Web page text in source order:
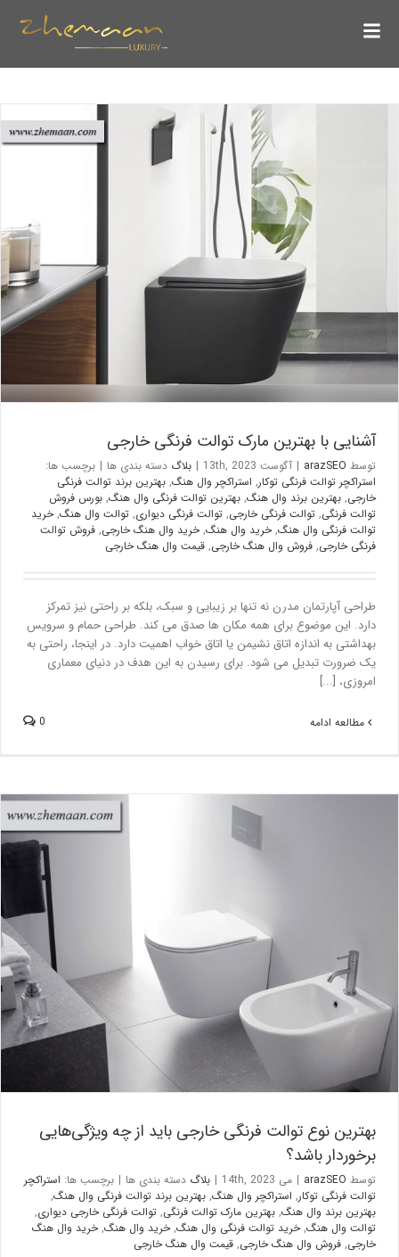
آشنایی با بهترین مارک توالت فرنگی خارجی
آشنایی با بهترین مارک توالت فرنگی خارجی
توسطarazSEO
| آگوست 13th, 2023 | بلاگدسته بندی ها
برچسب ها:
استراکچر توالت فرنگی توکار,استراکچر وال هنگ,بهترین برند توالت فرنگی
خارجی,بهترین برند وال هنگ,بهترین توالت فرنگی وال هنگ,بورس فروش
توالت فرنگی,توالت فرنگی خارجی,توالت فرنگی دیواری,توالت وال هنگ,خرید
توالت فرنگی وال هنگ,خرید وال هنگ,خرید وال هنگ خارجی,فروش توالت
فرنگی خارجی,فروش وال هنگ خارجی,قیمت وال هنگ خارجی
طراحی آپارتمان مدرن نه تنها بر زیبایی و سبک، بلکه بر راحتی نیز تمرکز
دارد. این موضوع برای همه مکان ها صدق می کند. طراحی حمام و سرویس
بهداشتی به اندازه اتاق نشیمن یا اتاق خواب اهمیت دارد. در اینجا، راحتی به
یک ضرورت تبدیل می شود. برای رسیدن به این هدف در دنیای معماری
امروزی، [...]
مطالعه ادامه
بهترین نوع توالت فرنگی خارجی باید از چه ویژگی‌هایی برخوردار باشد؟
بهترین نوع توالت فرنگی خارجی باید از چه ویژگی‌هایی
برخوردار باشد؟
توسطarazSEO
| می 14th, 2023 | بلاگدسته بندی ها برچسب ها: استراکچر
توالت فرنگی توکار,استراکچر وال هنگ,بهترین برند توالت فرنگی وال هنگ,
بهترین برند وال هنگ,بهترین مارک توالت فرنگی,توالت فرنگی خارجی دیواری,
توالت وال هنگ,خرید توالت فرنگی وال هنگ,خرید وال هنگ,خرید وال هنگ
خارجی,فروش وال هنگ خارجی,قیمت وال هنگ خارجی